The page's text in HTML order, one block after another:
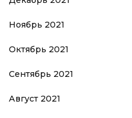
Ноябрь 2021
Октябрь 2021
Сентябрь 2021
Август 2021